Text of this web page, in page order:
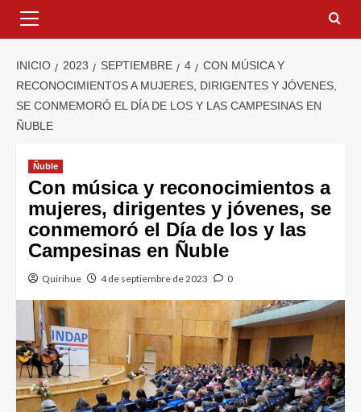
INICIO 2023 SEPTIEMBRE 4
CON MÚSICA Y
RECONOCIMIENTOS A MUJERES, DIRIGENTES Y JÓVENES,
SE CONMEMORÓ EL DÍA DE LOS Y LAS CAMPESINAS EN
ÑUBLE
Ñuble
Con música y reconocimientos a
mujeres, dirigentes y jóvenes, se
conmemoró el Día de los y las
Campesinas en Ñuble
Quirihue 4 de septiembre de 2023 0